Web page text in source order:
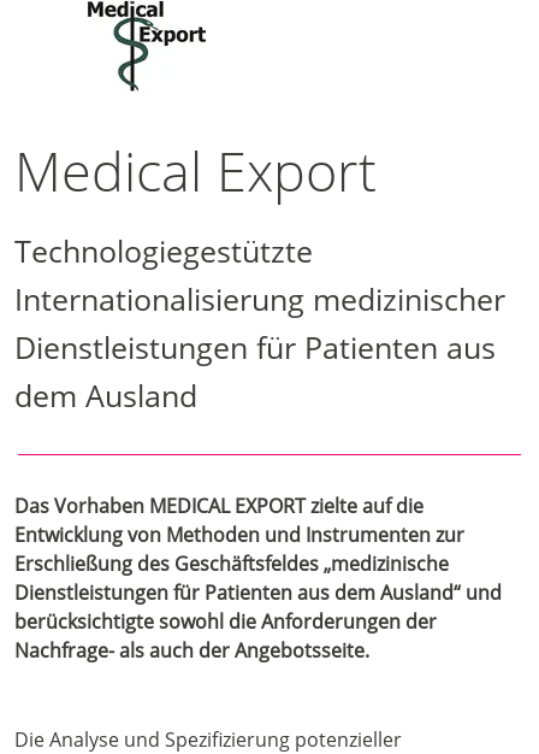
Medical Export
Technologiegestützte
Internationalisierung medizinischer
Dienstleistungen für Patienten aus
dem Ausland
Das Vorhaben MEDICAL EXPORT zielte auf die
Entwicklung von Methoden und Instrumenten zur
Erschließung des Geschäftsfeldes „medizinische
Dienstleistungen für Patienten aus dem Ausland“ und
berücksichtigte sowohl die Anforderungen der
Nachfrage- als auch der Angebotsseite.
Die Analyse und Spezifizierung potenzieller